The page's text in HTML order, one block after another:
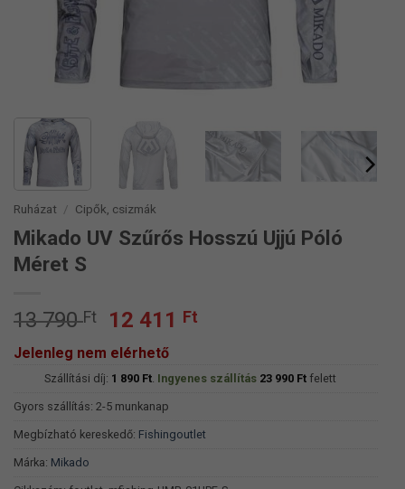
Ruházat / Cipők, csizmák
Mikado UV Szűrős Hosszú Ujjú Póló
Méret S
13 790Ft
Original
price
was:
13
790 Ft.
12 411 Ft
12
Jelenleg nem elérhető
Szállítási díj: 1 890 Ft. Ingyenes szállítás 23 990 Ftfelett
Gyors szállítás: 2-5 munkanap
Megbízható kereskedő: Fishingoutlet
Márka: Mikado